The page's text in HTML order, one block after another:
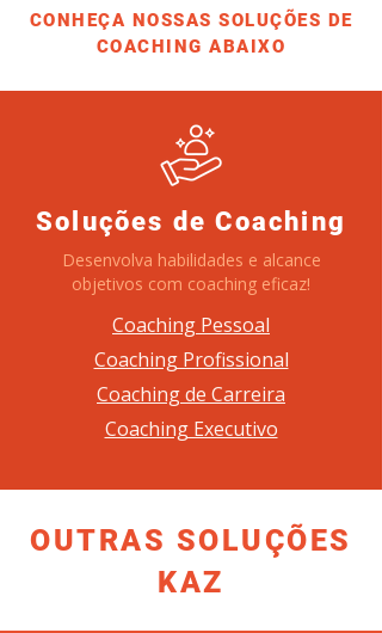
CONHEÇA NOSSAS SOLUÇÕES DE
COACHING ABAIXO
Soluções de Coaching
Desenvolva habilidades e alcance
objetivos com coaching eficaz!
Coaching Pessoal
Coaching Profissional
Coaching de Carreira
Coaching Executivo
OUTRAS SOLUÇÕES
KAZ